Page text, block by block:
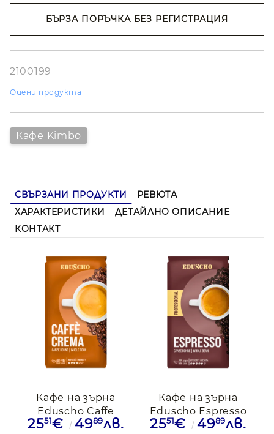
✨ Насладете се на класическо италианско
еспресо с плътно тяло и богата крема. Усетете
във всяка чаша! 🍫
Робуста
Автентичен
Изберете Kimbo Intenso за неповторимо кафе
изживяване! ☕
БЪРЗА ПОРЪЧКА БЕЗ РЕГИСТРАЦИЯ
Съгласен съм сПолитиката за лични
2100199
Оцени продукта
Кафе Kimbo
СВЪРЗАНИ ПРОДУКТИ
РЕВЮТА
ХАРАКТЕРИСТИКИ
ДЕТАЙЛНО ОПИСАНИЕ
КОНТАКТ
Кафе на зърна
Eduscho Caffe
Crema,1кг.
2551€ 4989лв.
Кафе на зърна
Eduscho Espresso
Professionale,1кг.
2551€ 4989лв.